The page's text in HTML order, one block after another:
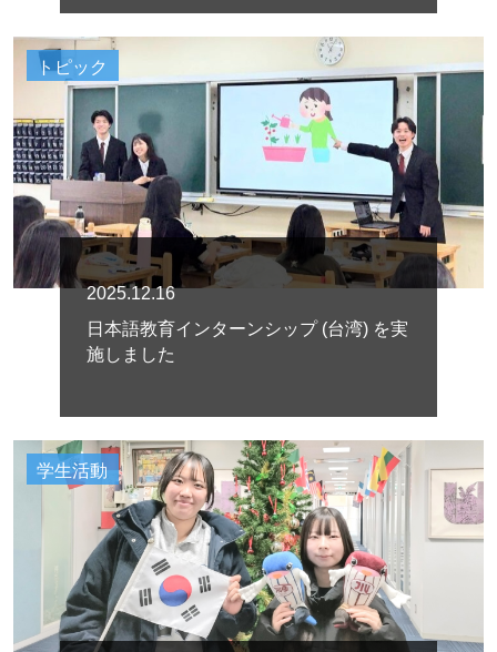
トピック
2025.12.16
日本語教育インターンシップ (台湾) を実
施しました
学生活動